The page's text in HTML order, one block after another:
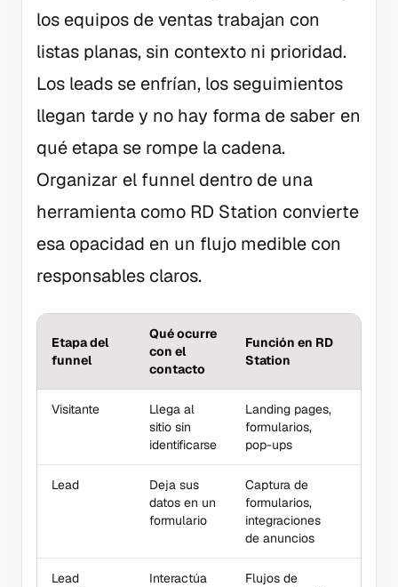
los equipos de ventas trabajan con
listas planas, sin contexto ni prioridad.
Los leads se enfrían, los seguimientos
llegan tarde y no hay forma de saber en
qué etapa se rompe la cadena.
Organizar el funnel dentro de una
herramienta como RD Station convierte
esa opacidad en un flujo medible con
responsables claros.
Etapa del
funnel
Qué ocurre
con el
contacto
Función en RD
Station
Visitante
Llega al
sitio sin
identificarse
Landing pages,
formularios,
pop-ups
Lead
Deja sus
datos en un
formulario
Captura de
formularios,
integraciones
de anuncios
Lead
Interactúa
Flujos de